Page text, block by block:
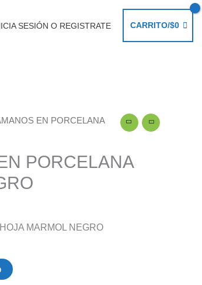
SESIÓN O REGISTRATE CARRITO/$0
EN PORCELANA
PORCELANA
MARMOL NEGRO